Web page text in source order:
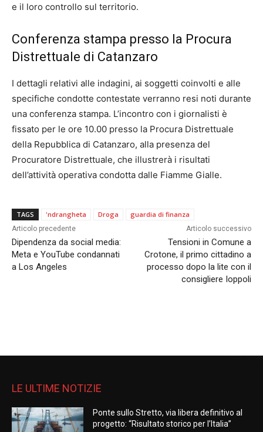
e il loro controllo sul territorio.
Conferenza stampa presso la Procura
Distrettuale di Catanzaro
I dettagli relativi alle indagini, ai soggetti coinvolti e alle
specifiche condotte contestate verranno resi noti durante
una conferenza stampa. L’incontro con i giornalisti è
fissato per le ore 10.00 presso la Procura Distrettuale
della Repubblica di Catanzaro, alla presenza del
Procuratore Distrettuale, che illustrerà i risultati
dell’attività operativa condotta dalle Fiamme Gialle.
TAGS 'ndrangheta Droga guardia di finanza
Articolo precedente
Dipendenza da social media:
Meta e YouTube condannati
a Los Angeles
Articolo successivo
Tensioni in Comune a
Crotone, il primo cittadino a
processo dopo la lite con il
consigliere Ioppoli
LE ULTIME NOTIZIE
Ponte sullo Stretto, via libera definitivo al
progetto: “Risultato storico per l’Italia”